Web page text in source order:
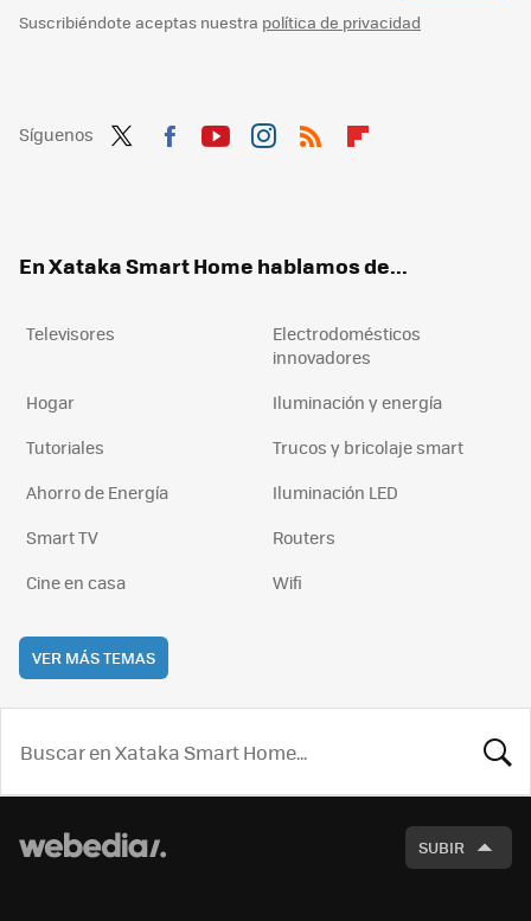
Suscribiéndote aceptas nuestra política de privacidad
Síguenos
En Xataka Smart Home hablamos de...
Televisores
Electrodomésticos
innovadores
Hogar
Iluminación y energía
Tutoriales
Trucos y bricolaje smart
Ahorro de Energía
Iluminación LED
Smart TV
Routers
Cine en casa
Wifi
VER MÁS TEMAS
SUBIR